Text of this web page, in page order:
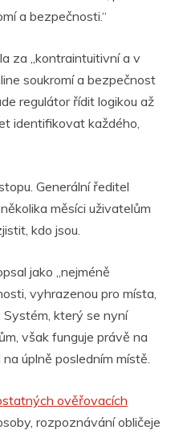
a bezpečnosti.“
za „kontraintuitivní a v
soukromí a bezpečnost
regulátor řídit logikou až
identifikovat každého,
Generální ředitel
měsíci uživatelům
kdo jsou.
jako „nejméně
vyhrazenou pro místa,
který se nyní
však funguje právě na
úplně posledním místě.
ověřovacích
rozpoznávání obličeje